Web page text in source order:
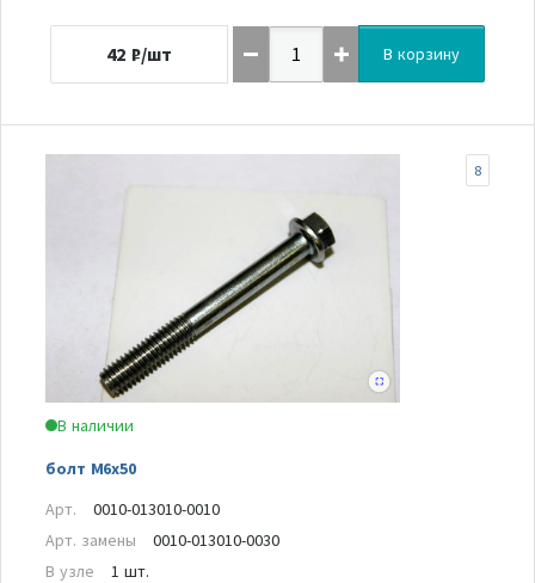
42 ₽/шт В корзину
В наличии
болт M6x50
8
Арт.
0010-013010-0010
Арт. замены
0010-013010-0030
В узле
1 шт.